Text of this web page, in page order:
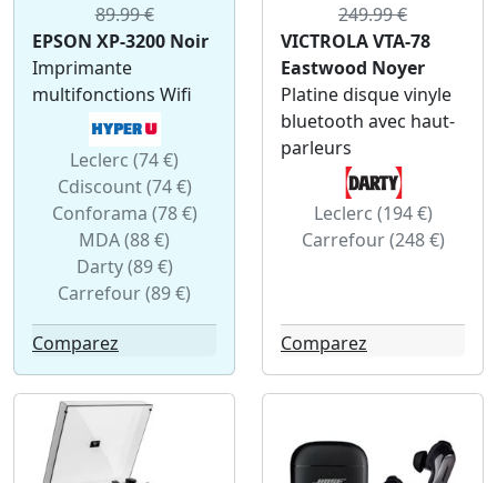
89.99 €
EPSON XP-3200 Noir
Imprimante
multifonctions Wifi
Leclerc (74 €)
Cdiscount (74 €)
Conforama (78 €)
MDA (88 €)
Darty (89 €)
Carrefour (89 €)
Comparez
249.99 €
VICTROLA VTA-78
Eastwood Noyer
Platine disque vinyle
bluetooth avec haut-
parleurs
Leclerc (194 €)
Carrefour (248 €)
Comparez